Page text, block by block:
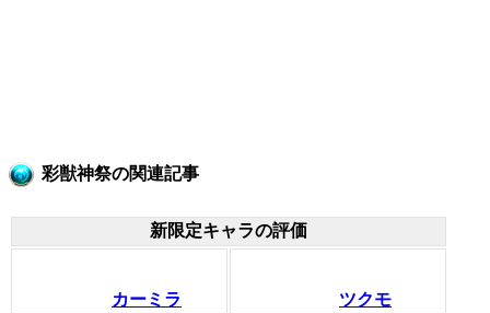
彩獣神祭の関連記事
新限定キャラの評価
カーミラ
ツクモ